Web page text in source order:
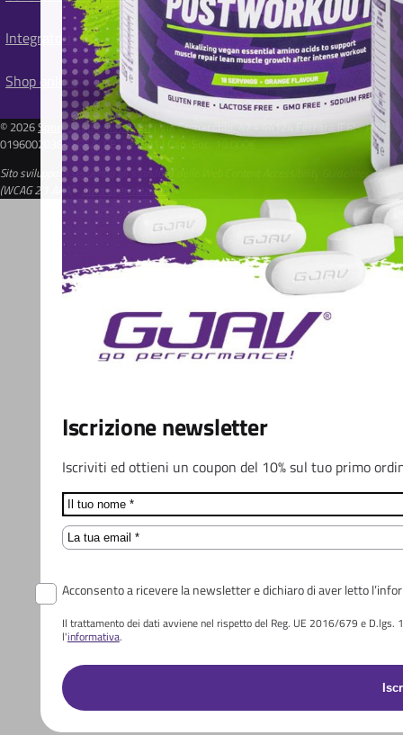
Iscrizione newsletter
Iscriviti ed ottieni un coupon del 10% sul tuo primo
Name
Email
Acconsento a ricevere la newsletter e dichiaro di aver letto
Il trattamento dei dati avviene nel rispetto del Reg. UE 2016/679 e D.lgs.
l'informativa.
Integratori
Shop online
© 2026Sport Supplements Srl| Via Comacchio, 47 - 44124 Ferrara (FE) - P.IVA:
01960020384 | REA: FE-213591 | Cap. Soc. 10.000€
Sito sviluppato seguendo gli standard delle Web Content Accessibility Guidelines
(WCAG 2.1 AAA) - Invia segnalazione